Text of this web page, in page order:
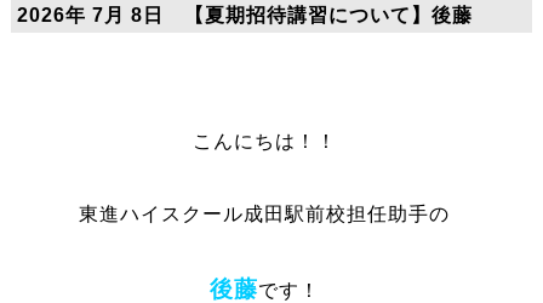
2026年 7月 8日 【夏期招待講習について】後藤
こんにちは！！
東進ハイスクール成田駅前校担任助手の
後藤です！